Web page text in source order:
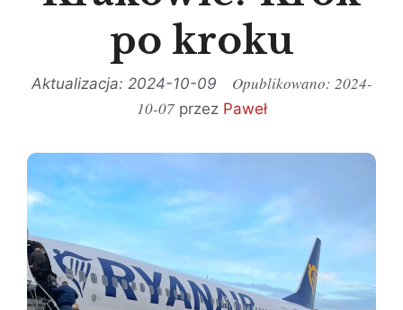
po kroku
2024-10-09
2024-
10-07 przez Paweł